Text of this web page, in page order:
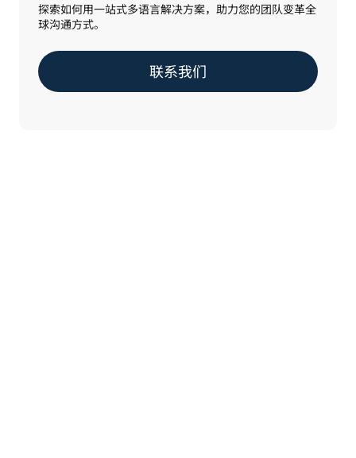
探索如何用一站式多语言解决方案，助力您的团队变革全
球沟通方式。
联系我们